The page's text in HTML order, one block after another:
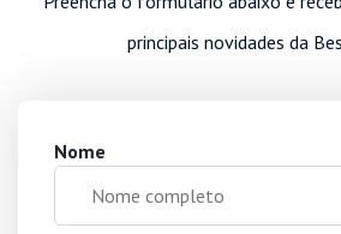
principais novidades da
Nome